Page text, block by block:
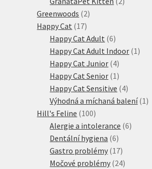
Greenwoods 22
Happy Cat 1717
produktů
Happy Cat Adult 66
produktů
Happy Cat Adult Indoor 1 1
Happy Cat Junior 44
produkty
Happy Cat Senior 1 1
produkt
Happy Cat Sensitive 44
produkty
Výhodná a míchaná balení 1 1
Hill's Feline 100100
produktů
Alergie a intolerance 66
Dentální hygiena 66
produktů
Gastro problémy 1717
produktů
Močové problémy 2424